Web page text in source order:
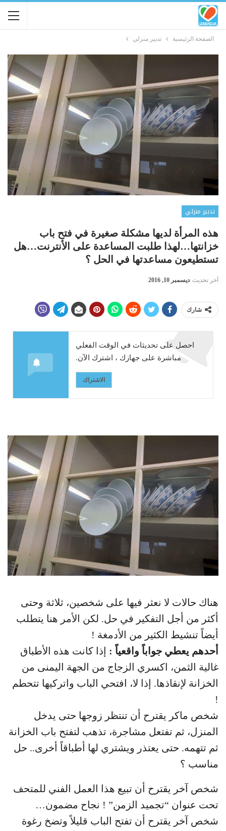
الصفحة الرئيسية تدبير منزلي
تدبير منزلي
هذه المرأة لديها مشكلة صغيرة في فتح باب
خزانتها…لهذا طلبت المساعدة على الأنترنت…هل
تستطيعون مساعدتها في الحل ؟
آخر تحديث ديسمبر 10, 2016
شارك
احصل على تحديثات في الوقت الفعلي
مباشرة على جهازك ، اشترك الآن.
الاشتراك
هناك حالات لا نعثر فيها على شخصين، ثلاثة وحتى
أكثر من أجل التفكير في حل. لكن الأمر هنا يتطلب
أيضاً تنشيط الكثير من الأدمغة !
أحدهم يعطي جواباً واقعياً : إذا كانت هذه الأطباق
غالية الثمن، اكسري الزجاج من الجهة اليمنى من
الخزانة لإنقاذها. إذا لا، افتحي الباب واتركيها تتحطم
!
شخص ماكر يقترح أن تنتظر زوجها حتى يدخل
المنزل، ثم تفتعل مشاجرة، تذهب لتفتح باب الخزانة
ثم تتهمه. حتى يعتذر ويشتري لها أطباقاً أخرى.. حل
مناسب ؟
شخص آخر يقترح أن تبيع هذا العمل الفني للمتحف
تحت عنوان “تجميد الزمن” ! نجاح مضمون…
شخص آخر يقترح أن تفتح الباب قليلاً وتضخ رغوة